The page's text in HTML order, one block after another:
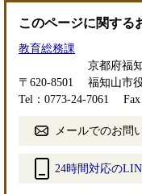
このページに関する
教育総務課
〒620-8501
京都府福
福知山市
Tel：0773-24-7061
メールでのお問
24時間対応の